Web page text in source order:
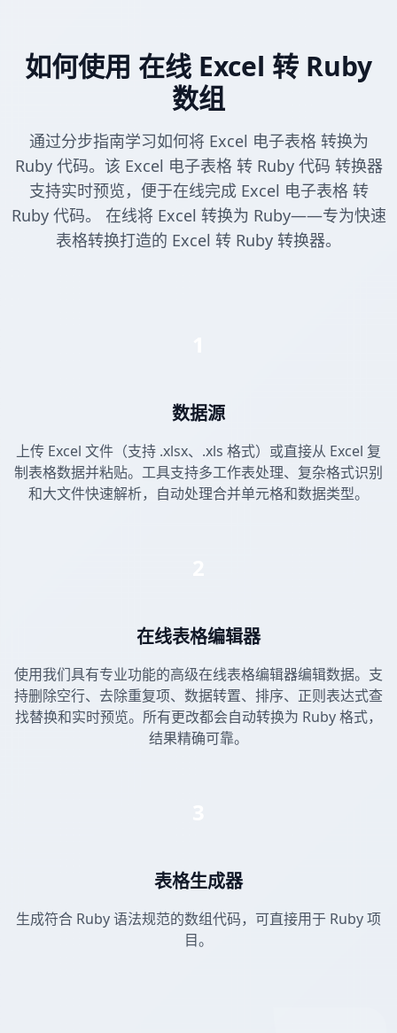
如何使用 在线 Excel 转 Ruby
数组
通过分步指南学习如何将 Excel 电子表格 转换为
Ruby 代码。该 Excel 电子表格 转 Ruby 代码 转换器
支持实时预览，便于在线完成 Excel 电子表格 转
Ruby 代码。 在线将 Excel 转换为 Ruby——专为快速
表格转换打造的 Excel 转 Ruby 转换器。
数据源
上传 Excel 文件（支持 .xlsx、.xls 格式）或直接从 Excel 复
制表格数据并粘贴。工具支持多工作表处理、复杂格式识别
和大文件快速解析，自动处理合并单元格和数据类型。
在线表格编辑器
使用我们具有专业功能的高级在线表格编辑器编辑数据。支
持删除空行、去除重复项、数据转置、排序、正则表达式查
找替换和实时预览。所有更改都会自动转换为 Ruby 格式，
结果精确可靠。
表格生成器
生成符合 Ruby 语法规范的数组代码，可直接用于 Ruby 项
目。